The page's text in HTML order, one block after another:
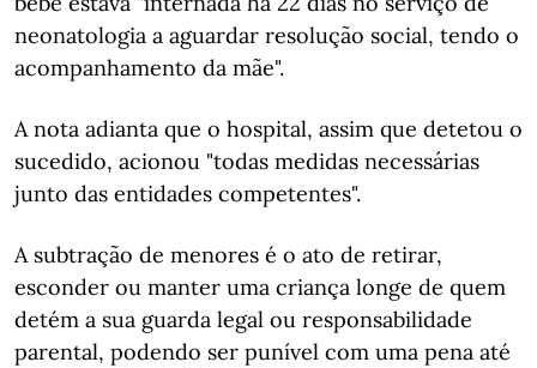
neonatologia a aguardar resolução social, tendo o
acompanhamento da mãe".
A nota adianta que o hospital, assim que detetou o
sucedido, acionou "todas medidas necessárias
junto das entidades competentes".
A subtração de menores é o ato de retirar,
esconder ou manter uma criança longe de quem
detém a sua guarda legal ou responsabilidade
parental, podendo ser punível com uma pena até